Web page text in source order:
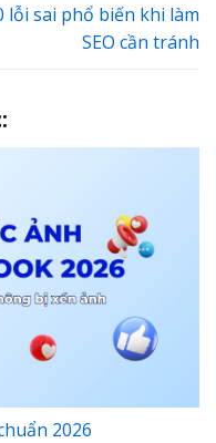
lỗi sai phổ biến khi làm
SEO cần tránh
2026